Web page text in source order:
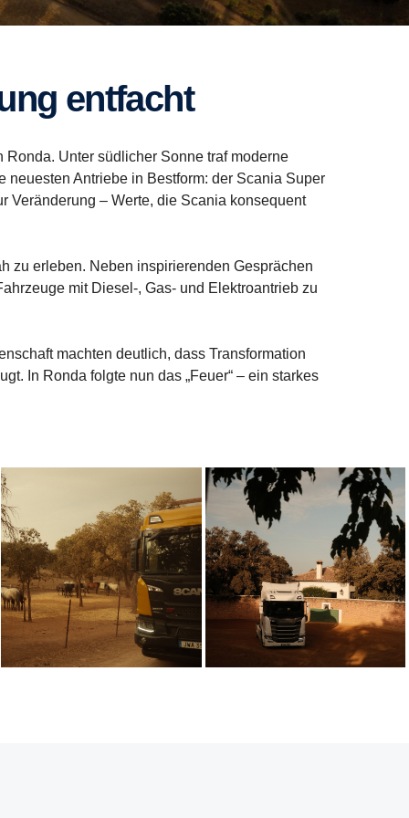
entfacht
Unter südlicher Sonne traf moderne
Antriebe in Bestform: der Scania Super
Veränderung – Werte, die Scania konsequent
zu erleben. Neben inspirierenden Gesprächen
mit Diesel-, Gas- und Elektroantrieb zu
machten deutlich, dass Transformation
In Ronda folgte nun das „Feuer“ – ein starkes